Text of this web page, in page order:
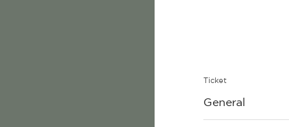
Ticket
General